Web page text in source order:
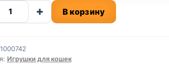
+ В корзину
1000742
Игрушки для кошек